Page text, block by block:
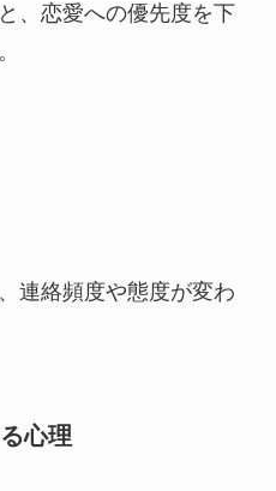
、恋愛への優先度を下
連絡頻度や態度が変わ
心理